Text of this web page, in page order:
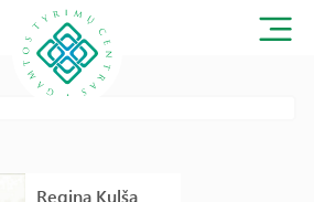
Regina Kulša